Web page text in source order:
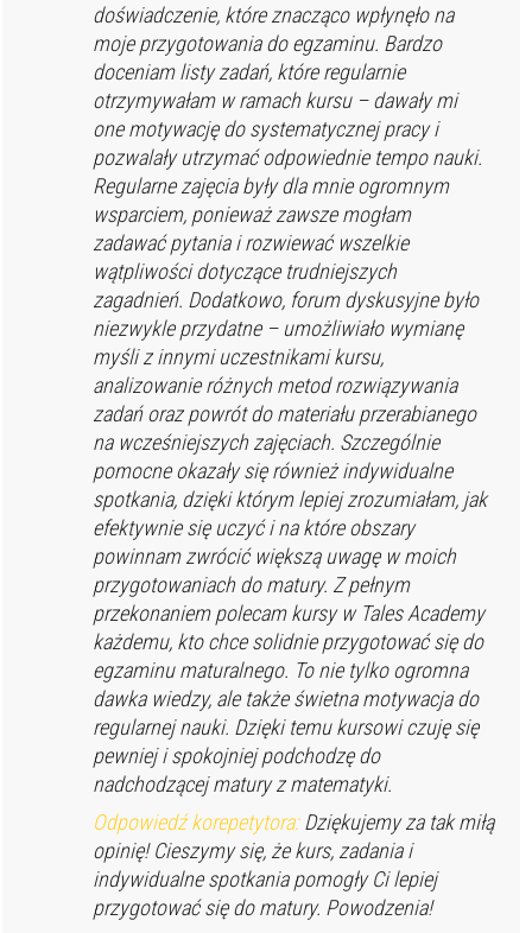
doświadczenie, które znacząco wpłynęło na
moje przygotowania do egzaminu. Bardzo
doceniam listy zadań, które regularnie
otrzymywałam w ramach kursu – dawały mi
one motywację do systematycznej pracy i
pozwalały utrzymać odpowiednie tempo nauki.
Regularne zajęcia były dla mnie ogromnym
wsparciem, ponieważ zawsze mogłam
zadawać pytania i rozwiewać wszelkie
wątpliwości dotyczące trudniejszych
zagadnień. Dodatkowo, forum dyskusyjne było
niezwykle przydatne – umożliwiało wymianę
myśli z innymi uczestnikami kursu,
analizowanie różnych metod rozwiązywania
zadań oraz powrót do materiału przerabianego
na wcześniejszych zajęciach. Szczególnie
pomocne okazały się również indywidualne
spotkania, dzięki którym lepiej zrozumiałam, jak
efektywnie się uczyć i na które obszary
powinnam zwrócić większą uwagę w moich
przygotowaniach do matury. Z pełnym
przekonaniem polecam kursy w Tales Academy
każdemu, kto chce solidnie przygotować się do
egzaminu maturalnego. To nie tylko ogromna
dawka wiedzy, ale także świetna motywacja do
regularnej nauki. Dzięki temu kursowi czuję się
pewniej i spokojniej podchodzę do
nadchodzącej matury z matematyki.
Odpowiedź korepetytora:Dziękujemy za tak miłą
opinię! Cieszymy się, że kurs, zadania i
indywidualne spotkania pomogły Ci lepiej
przygotować się do matury. Powodzenia!